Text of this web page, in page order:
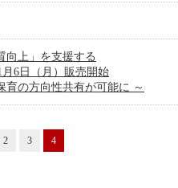
向上」を支援する
月6日（月）販売開始
育の方向性共有が可能に ～
2 3 4